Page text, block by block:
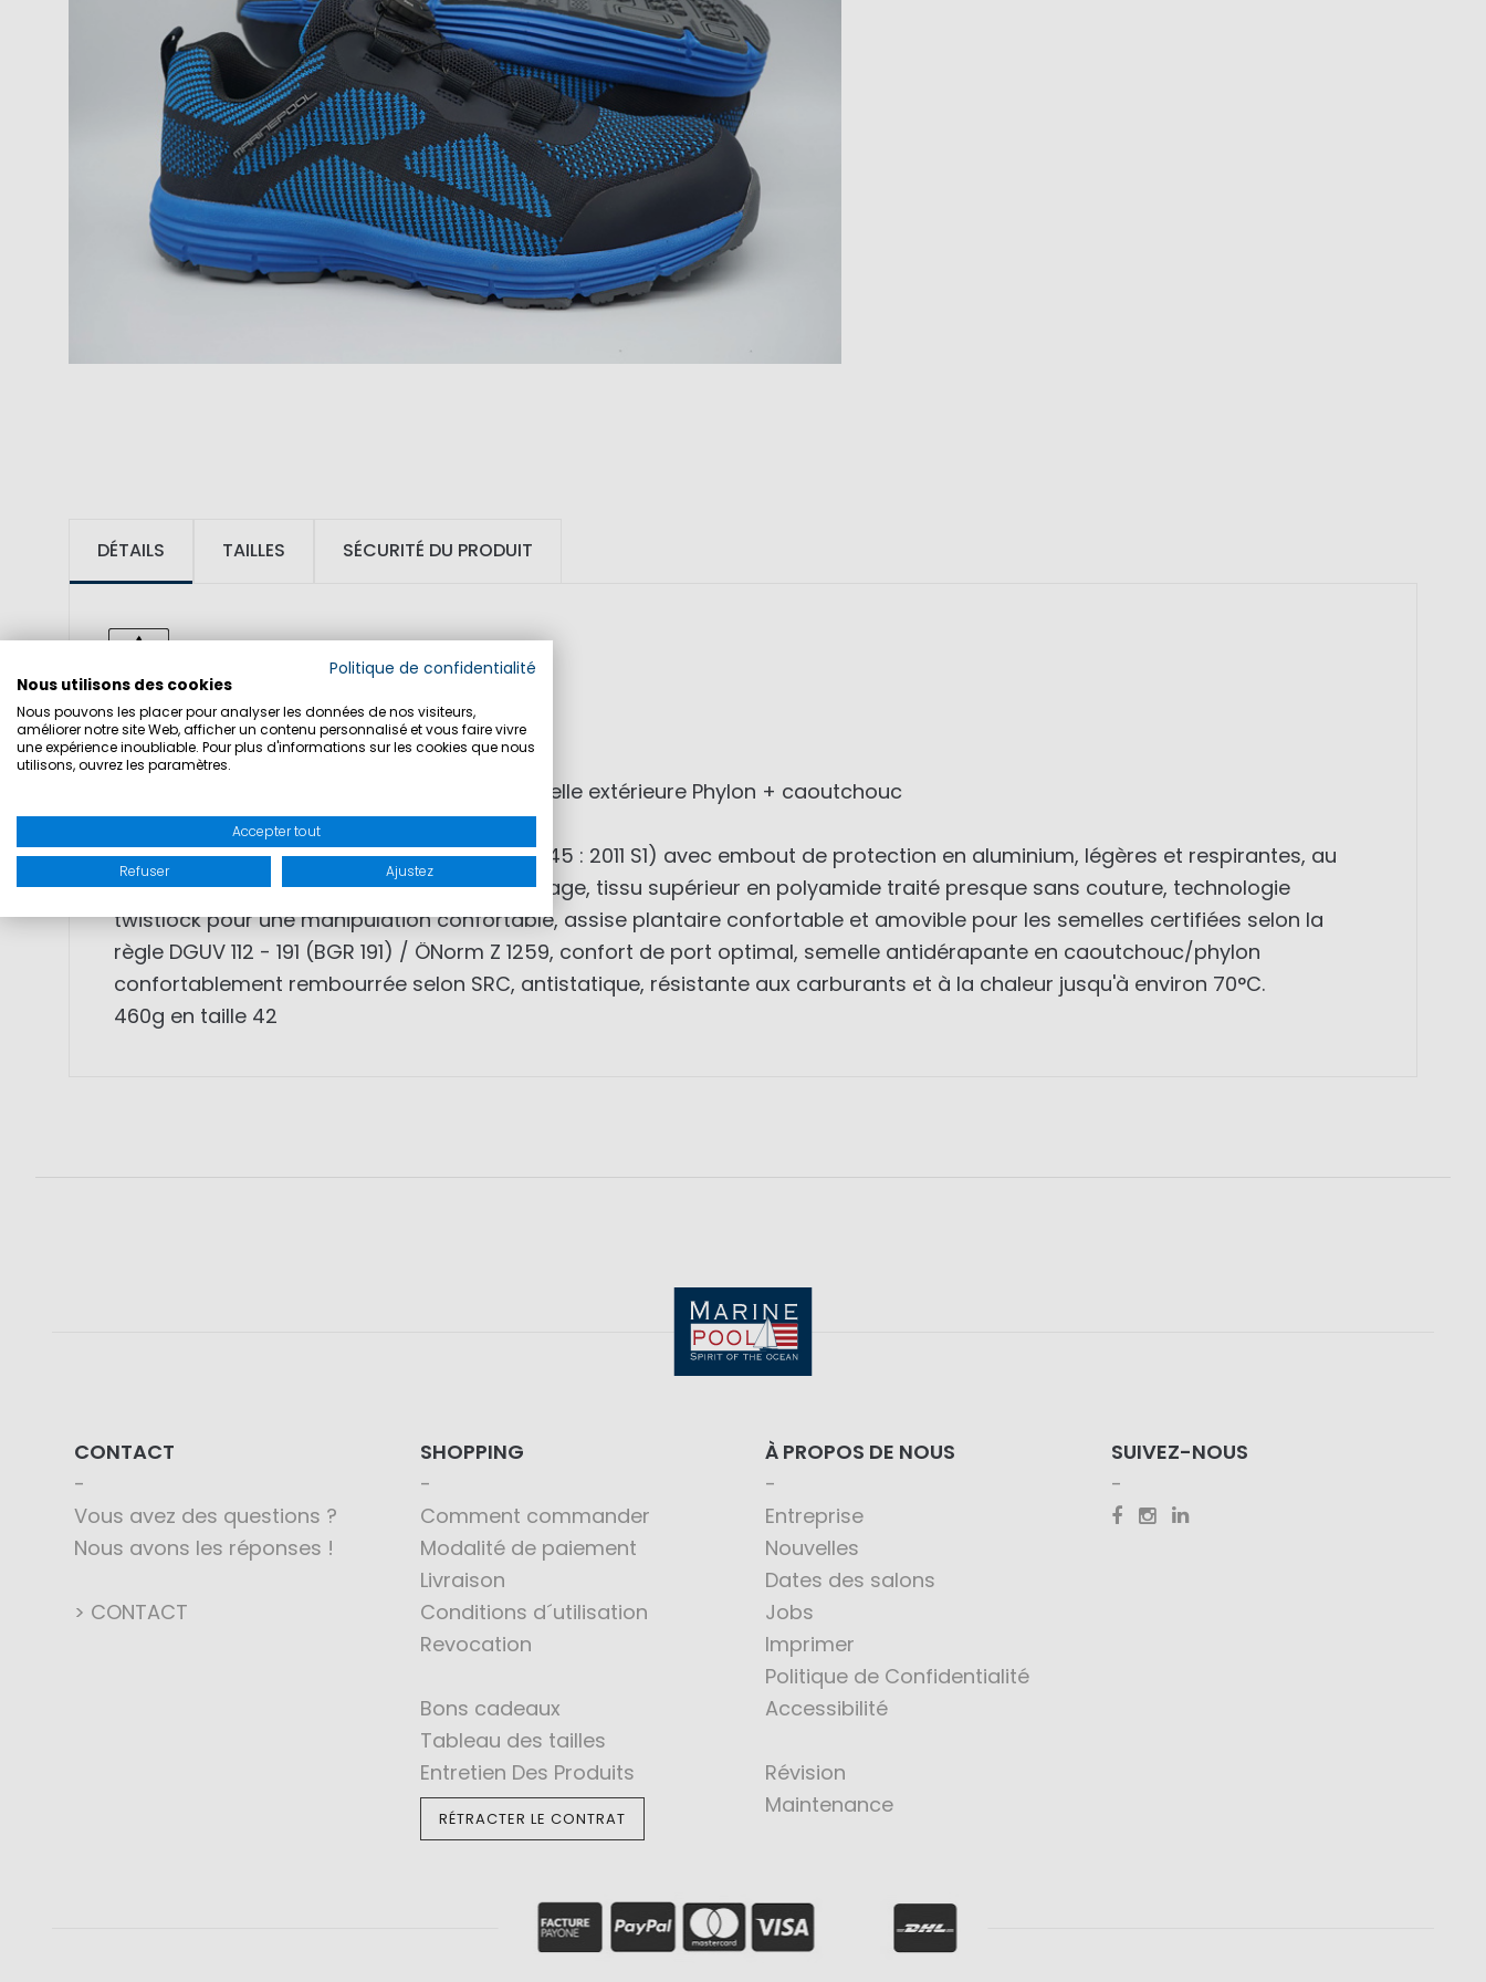
DÉTAILS
SKU: 1004518
TISSU: tige tricotée, doublure TPU Mesh, semelle extérieure Phylon + caoutchouc
CARACTÉRISTIQUES: Chaussures (EN ISO 20345 : 2011 S1) avec embout de protection en aluminium, légères et respirantes, au
look branché, nouvelle technologie de tricotage, tissu supérieur en polyamide traité presque sans couture, technologie
twistlock pour une manipulation confortable, assise plantaire confortable et amovible pour les semelles certifiées selon la
règle DGUV 112 - 191 (BGR 191) / ÖNorm Z 1259, confort de port optimal, semelle antidérapante en caoutchouc/phylon
confortablement rembourrée selon SRC, antistatique, résistante aux carburants et à la chaleur jusqu'à environ 70°C.
460g en taille 42
TAILLES SÉCURITÉ DU PRODUIT
CONTACT
Vous avez des questions ?
Nous avons les réponses !
> CONTACT
SHOPPING
Comment commander
Modalité de paiement
Livraison
Conditions d´utilisation
Revocation
Bons cadeaux
Tableau des tailles
Entretien Des Produits
RÉTRACTER LE CONTRAT
À PROPOS DE NOUS
Entreprise
Nouvelles
Dates des salons
Jobs
Imprimer
Politique de Confidentialité
Accessibilité
Révision
Maintenance
SUIVEZ-NOUS
Politique de confidentialité
Nous utilisons des cookies
Nous pouvons les placer pour analyser les données de nos visiteurs,
améliorer notre site Web, afficher un contenu personnalisé et vous faire vivre
une expérience inoubliable. Pour plus d'informations sur les cookies que nous
utilisons, ouvrez les paramètres.
Accepter tout
Refuser Ajustez